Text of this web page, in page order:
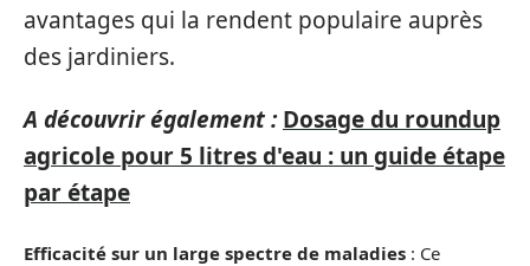
avantages qui la rendent populaire auprès
des jardiniers.
A découvrir également : Dosage du roundup
agricole pour 5 litres d'eau : un guide étape
par étape
Efficacité sur un large spectre de maladies : Ce